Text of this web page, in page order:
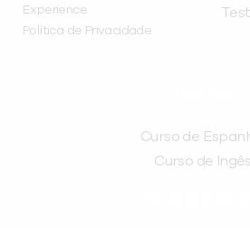
Experience
Política de Privacidade
Curso de
Curso de Ingês